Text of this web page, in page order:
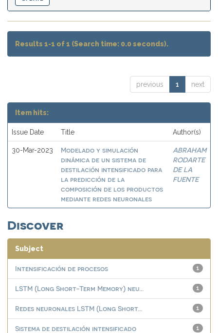
Results 1-1 of 1 (Search time: 0.0 seconds).
previous 1 next
Item hits:
Issue Date Title Author(s)
30-Mar-2023
Modelado y simulación
dinámica de un sistema de
destilación intensificado para
la predicción de la
composición de los productos
mediante redes neuronales
ABRAHAM
RODARTE
DE LA
FUENTE
Discover
Subject
1
Intensificación de procesos
1
LSTM (Long Short-Term Memory) neu...
1
Redes neuronales LSTM (Long Short...
1
Sistema de destilación intensificado